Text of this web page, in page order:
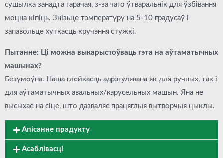
сушылка занадта гарачая, з-за чаго ўтваральнік для ўзбівання
моцна кіпіць. Знізьце тэмпературу на 5-10 градусаў і
запавольце хуткасць кручэння стужкі.
Пытанне: Ці можна выкарыстоўваць гэта на аўтаматычных
машынах?
Безумоўна. Наша глейкасць адрэгулявана як для ручных, так і
для аўтаматычных авальных/карусельных машын. Яна не
высыхае на сіце, што дазваляе працяглыя вытворчыя цыклы.
Апісанне прадукту
Асаблівасці